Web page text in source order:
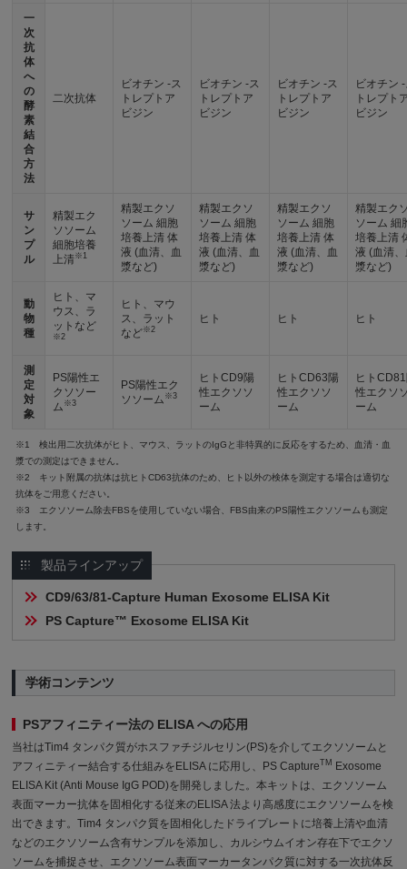
一
次
抗
体
へ
の
酵
素
結
合
方
法
二次抗体
ビオチン -ス
トレプトア
ビジン
ビオチン -ス
トレプトア
ビジン
ビオチン -ス
トレプトア
ビジン
ビオチン
トレプト
ビジン
サ
ン
プ
ル
精製エク
ソソーム
細胞培養
上清※1
精製エクソ
ソーム 細胞
培養上清 体
液 (血清、血
漿など)
精製エクソ
ソーム 細胞
培養上清 体
液 (血清、血
漿など)
精製エクソ
ソーム 細胞
培養上清 体
液 (血清、血
漿など)
精製エク
ソーム 細
培養上清
液 (血清
漿など)
動
物
種
ヒト、マ
ウス、ラ
ットなど
※2
ヒト、マウ
ス、ラット
など※2
ヒト ヒト ヒト
測
定
対
象
PS陽性エ
クソソー
ム ※3
PS陽性エク
ソソーム ※3
ヒトCD9陽
性エクソソ
ーム
ヒトCD63陽
性エクソソ
ーム
ヒト
性エクソ
ーム
※1 検出用二次抗体がヒト、マウス、ラットのIgGと非特異的に反応をするため、血清・血
漿での測定はできません。
※2 キット附属の抗体は抗ヒトCD63抗体のため、ヒト以外の検体を測定する場合は適切な
抗体をご用意ください。
※3 エクソソーム除去FBSを使用していない場合、FBS由来のPS陽性エクソソームも測定
します。
製品ラインアップ
CD9/63/81-Capture Human Exosome ELISA Kit
PS Capture™ Exosome ELISA Kit
学術コンテンツ
PSアフィニティー法の ELISA への応用
当社はTim4 タンパク質がホスファチジルセリン(PS)を介してエクソソームと
アフィニティー結合する仕組みをELISA に応用し、PS CaptureTM Exosome
ELISA Kit (Anti Mouse IgG POD)を開発しました。本キットは、エクソソーム
表面マーカー抗体を固相化する従来のELISA 法より高感度にエクソソームを検
出できます。Tim4 タンパク質を固相化したドライプレートに培養上清や血清
などのエクソソーム含有サンプルを添加し、カルシウムイオン存在下でエクソ
ソームを捕捉させ、エクソソーム表面マーカータンパク質に対する一次抗体反